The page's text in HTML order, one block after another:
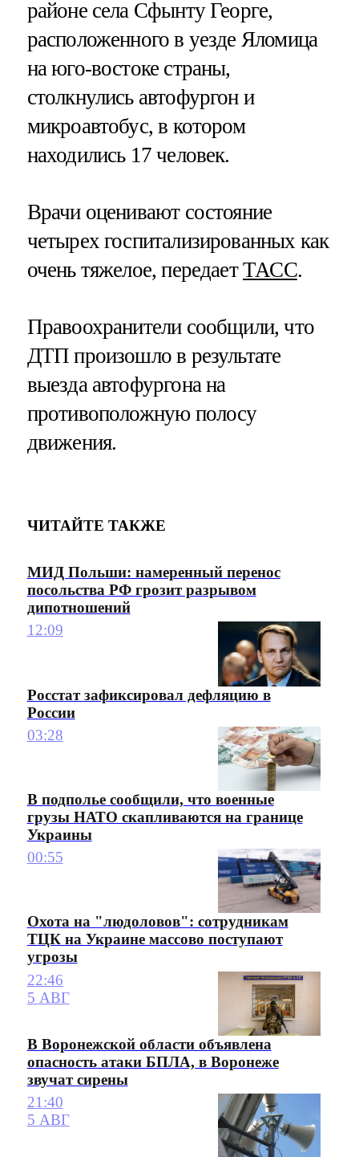
районе села Сфынту Георге,
расположенного в уезде Яломица
на юго-востоке страны,
столкнулись автофургон и
микроавтобус, в котором
находились 17 человек.
Врачи оценивают состояние
четырех госпитализированных как
очень тяжелое, передаетТАСС.
Правоохранители сообщили, что
ДТП произошло в результате
выезда автофургона на
противоположную полосу
движения.
ЧИТАЙТЕ ТАКЖЕ
МИД Польши: намеренный перенос
посольства РФ грозит разрывом
дипотношений
12:09
Росстат зафиксировал дефляцию в
России
03:28
В подполье сообщили, что военные
грузы НАТО скапливаются на границе
Украины
00:55
Охота на "людоловов": сотрудникам
ТЦК на Украине массово поступают
угрозы
22:46
5 АВГ
В Воронежской области объявлена
опасность атаки БПЛА, в Воронеже
звучат сирены
21:40
5 АВГ